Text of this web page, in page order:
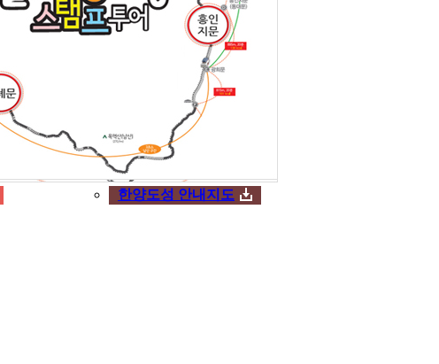
한양도성 안내지도